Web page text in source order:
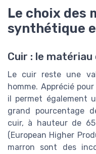
Le choix des
synthétique
Cuir : le
Le cuir reste une
homme. Apprécié
il permet également
grand pourcentage
cuir, à hauteur de
(European Higher
marron sont des